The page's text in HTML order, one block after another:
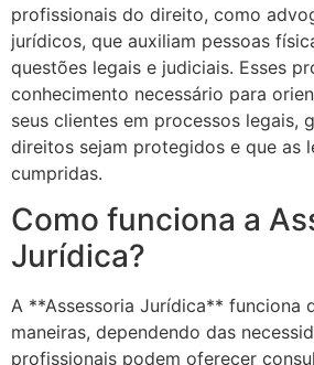
profissionais do direito, como
jurídicos, que auxiliam pessoas
questões legais e judiciais. Esses
conhecimento necessário para
seus clientes em processos legais,
direitos sejam protegidos e que as
cumpridas.
Como funciona a
Jurídica?
A **Assessoria Jurídica** funciona
maneiras, dependendo das
profissionais podem oferecer